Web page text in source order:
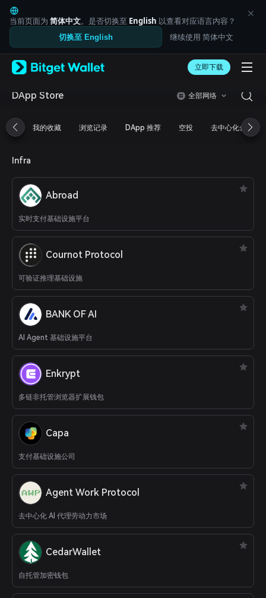
English
日本語
Tiếng Việt
Русский
Español (Latinoamérica)
Türkçe
Français
简体中文
繁體中文
Bahasa Indonesia
العربية
Español
Português (Brasil)
Español (Argentina)
当前页面为 简体中文。是否切换至 English 以查看对应语言内容？
切换至 English 继续使用 简体中文
立即下载
DApp Store 全部网络
我的收藏 浏览记录 DApp 推荐 空投 去中心化金融
Infra
Abroad
实时支付基础设施平台
Cournot Protocol
可验证推理基础设施
BANK OF AI
AI Agent 基础设施平台
Enkrypt
多链非托管浏览器扩展钱包
Capa
支付基础设施公司
Agent Work Protocol
去中心化 AI 代理劳动力市场
CedarWallet
自托管加密钱包